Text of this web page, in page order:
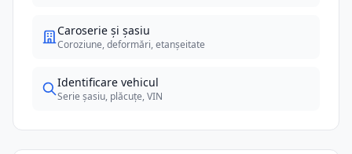
Caroserie și șasiu
Coroziune, deformări, etanșeitate
Identificare vehicul
Serie șasiu, plăcuțe, VIN